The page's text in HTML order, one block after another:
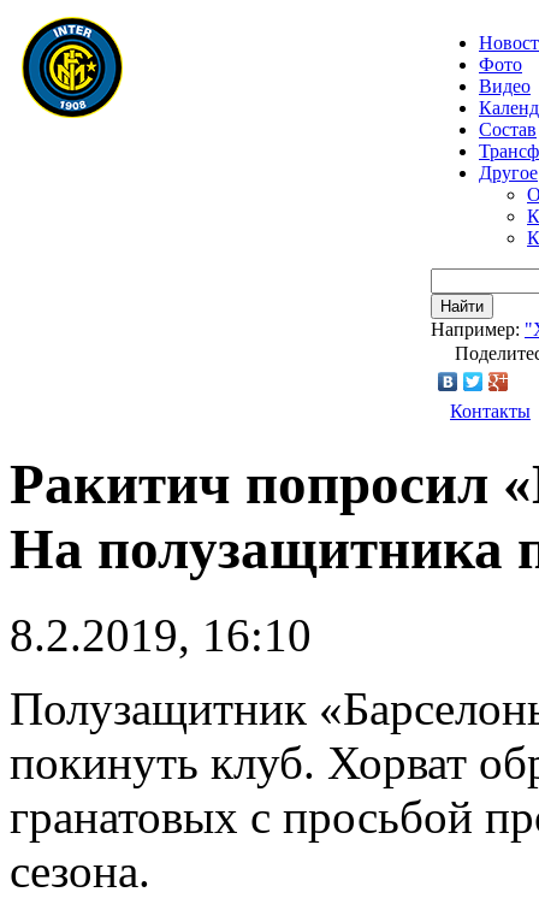
Фото
Видео
Состав
Другое
Найти
Например:
Контакты
Ракитич попросил
На полузащитника
8.2.2019, 16:10
Полузащитник
покинуть клуб. Хорват
гранатовых с просьбой
сезона.